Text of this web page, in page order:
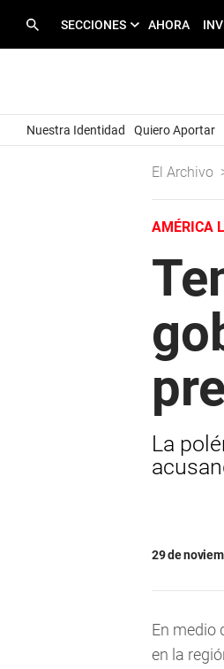
SECCIONES AHORA
Nuestra Identidad Quiero Aportar
El Archivo
AMÉRICA
La
29 de
En medio
en la